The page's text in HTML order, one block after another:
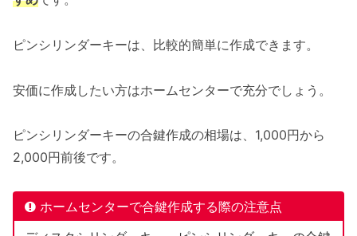
ピンシリンダーキーは、比較的簡単に作成できます。
安価に作成したい方はホームセンターで充分でしょう。
ピンシリンダーキーの合鍵作成の相場は、1,000円から
2,000円前後です。
ホームセンターで合鍵作成する際の注意点